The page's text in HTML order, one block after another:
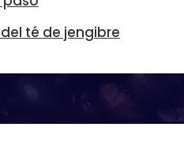
té de jengibre